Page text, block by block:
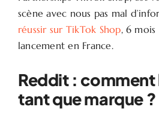
scène avec nous pas mal
réussir sur TikTok Shop, 6 mois
lancement en France.
Reddit : comment
tant que marque ?